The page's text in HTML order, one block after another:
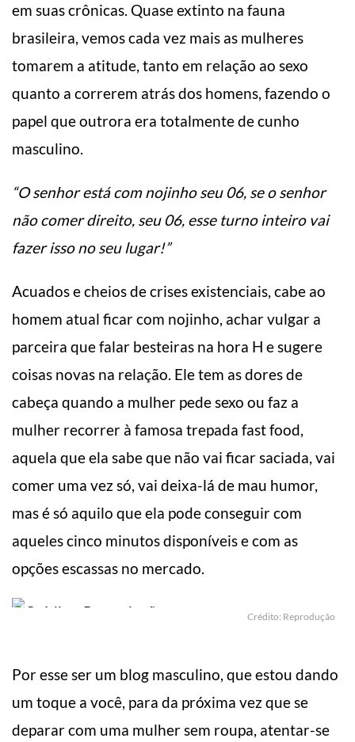
em suas crônicas. Quase extinto na fauna
brasileira, vemos cada vez mais as mulheres
tomarem a atitude, tanto em relação ao sexo
quanto a correrem atrás dos homens, fazendo o
papel que outrora era totalmente de cunho
masculino.
“O senhor está com nojinho seu 06, se o senhor
não comer direito, seu 06, esse turno inteiro vai
fazer isso no seu lugar!”
Acuados e cheios de crises existenciais, cabe ao
homem atual ficar com nojinho, achar vulgar a
parceira que falar besteiras na hora H e sugere
coisas novas na relação. Ele tem as dores de
cabeça quando a mulher pede sexo ou faz a
mulher recorrer à famosa trepada fast food,
aquela que ela sabe que não vai ficar saciada, vai
comer uma vez só, vai deixa-lá de mau humor,
mas é só aquilo que ela pode conseguir com
aqueles cinco minutos disponíveis e com as
opções escassas no mercado.
Crédito: Reprodução
Por esse ser um blog masculino, que estou dando
um toque a você, para da próxima vez que se
deparar com uma mulher sem roupa, atentar-se